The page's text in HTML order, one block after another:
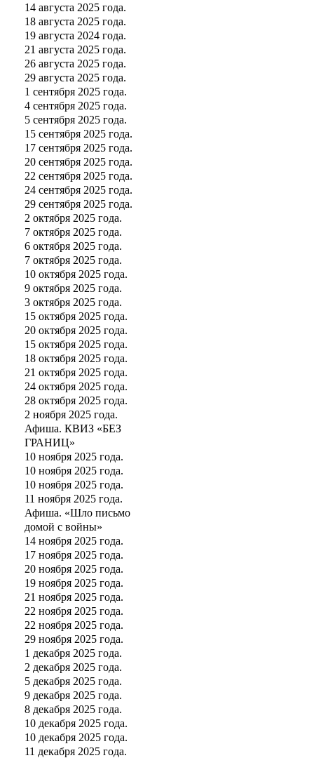
14 августа 2025 года.
18 августа 2025 года.
19 августа 2024 года.
21 августа 2025 года.
26 августа 2025 года.
29 августа 2025 года.
1 сентября 2025 года.
4 сентября 2025 года.
5 сентября 2025 года.
15 сентября 2025 года.
17 сентября 2025 года.
20 сентября 2025 года.
22 сентября 2025 года.
24 сентября 2025 года.
29 сентября 2025 года.
2 октября 2025 года.
7 октября 2025 года.
6 октября 2025 года.
7 октября 2025 года.
10 октября 2025 года.
9 октября 2025 года.
3 октября 2025 года.
15 октября 2025 года.
20 октября 2025 года.
15 октября 2025 года.
18 октября 2025 года.
21 октября 2025 года.
24 октября 2025 года.
28 октября 2025 года.
2 ноября 2025 года.
Афиша. КВИЗ «БЕЗ
ГРАНИЦ»
10 ноября 2025 года.
10 ноября 2025 года.
10 ноября 2025 года.
11 ноября 2025 года.
Афиша. «Шло письмо
домой с войны»
14 ноября 2025 года.
17 ноября 2025 года.
20 ноября 2025 года.
19 ноября 2025 года.
21 ноября 2025 года.
22 ноября 2025 года.
22 ноября 2025 года.
29 ноября 2025 года.
1 декабря 2025 года.
2 декабря 2025 года.
5 декабря 2025 года.
9 декабря 2025 года.
8 декабря 2025 года.
10 декабря 2025 года.
10 декабря 2025 года.
11 декабря 2025 года.